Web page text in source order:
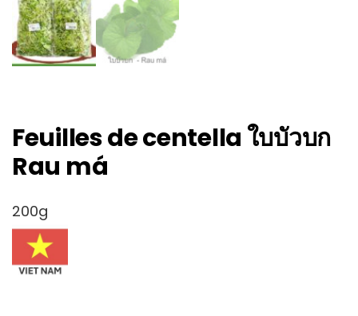
Feuilles de centella ใบบัวบก
Rau má
200g